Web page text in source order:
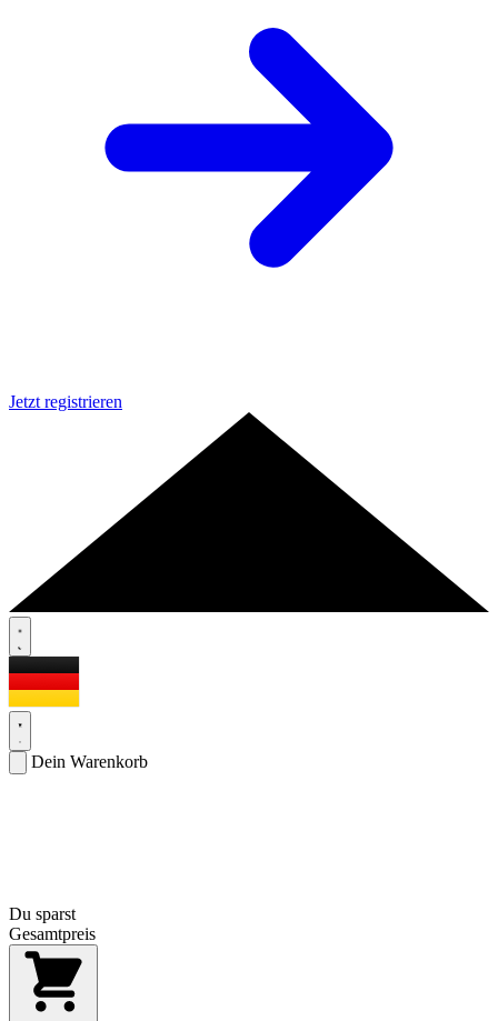
Jetzt registrieren
Dein Warenkorb
Du sparst
Gesamtpreis